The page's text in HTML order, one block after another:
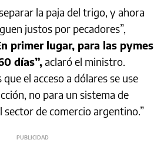
la paja del trigo, y ahora
justos por pecadores”,
primer lugar, para las pymes
días”,aclaró el ministro.
el acceso a dólares se use
no para un sistema de
sector de comercio argentino.”